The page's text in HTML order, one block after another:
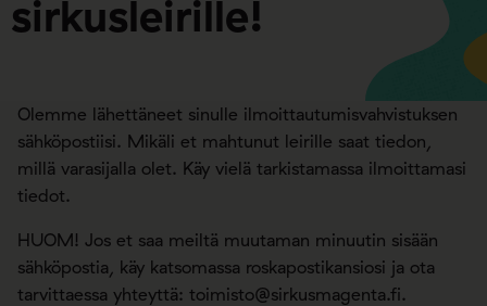
sirkusleirille!
Olemme lähettäneet sinulle ilmoittautumisvahvistuksen
sähköpostiisi. Mikäli et mahtunut leirille saat tiedon,
millä varasijalla olet. Käy vielä tarkistamassa ilmoittamasi
tiedot.
HUOM! Jos et saa meiltä muutaman minuutin sisään
sähköpostia, käy katsomassa roskapostikansiosi ja ota
tarvittaessa yhteyttä: toimisto@sirkusmagenta.fi.